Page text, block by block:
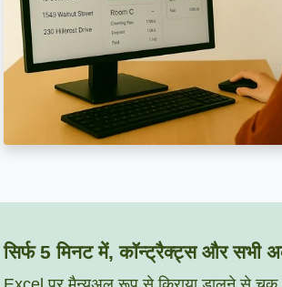
सिर्फ 5 मिनट में, कॉन्ट्रैक्ट्स और सभी